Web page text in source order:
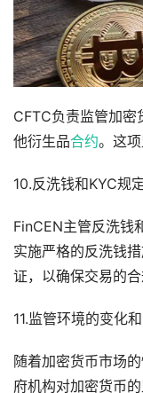
CFTC负责监管加密
他衍生品合约。这
10.反洗钱和KYC规
FinCEN主管反洗钱
实施严格的反洗钱
证，以确保交易的合
11.监管环境的变化
随着加密货币市场
府机构对加密货币